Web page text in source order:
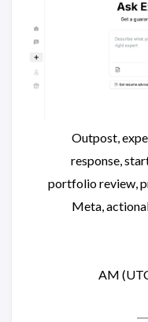
: Outpost,
response,
portfolio review,
Meta,